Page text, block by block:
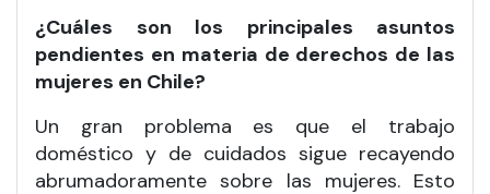
¿Cuáles son los principales asuntos
pendientes en materia de derechos de las
mujeres en Chile?
Un gran problema es que el trabajo
doméstico y de cuidados sigue recayendo
abrumadoramente sobre las mujeres. Esto